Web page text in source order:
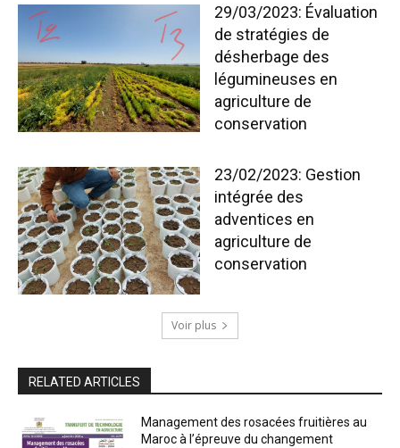
29/03/2023: Évaluation
de stratégies de
désherbage des
légumineuses en
agriculture de
conservation
23/02/2023: Gestion
intégrée des
adventices en
agriculture de
conservation
Voir plus
RELATED ARTICLES
Management des rosacées fruitières au
Maroc à l’épreuve du changement